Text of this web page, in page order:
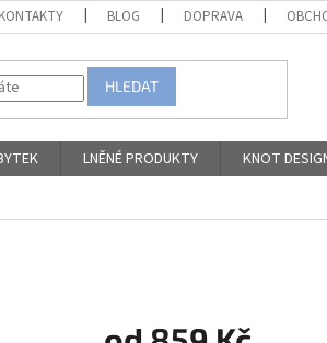
KONTAKTY BLOG DOPRAVA
HLEDAT
LNĚNÉ PRODUKTY
KNOT